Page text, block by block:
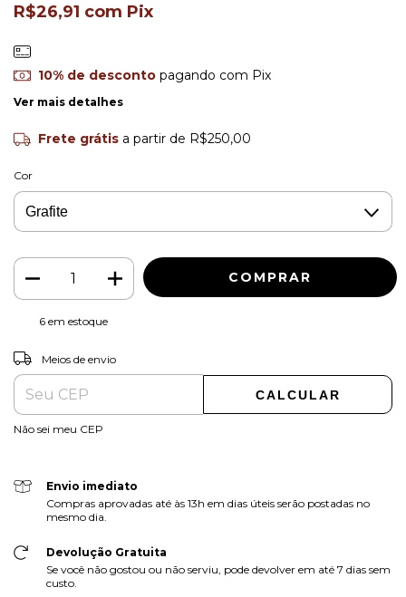
R$26,91 com Pix
10% de descontopagando com Pix
Ver mais detalhes
Frete grátis a partir de R$250,00
Cor
6 em estoque
Entregas para o CEP:
Meios de envio
CALCULAR
Não sei meu CEP
Envio imediato
Compras aprovadas até às 13h em dias úteis serão postadas no
mesmo dia.
Devolução Gratuita
Se você não gostou ou não serviu, pode devolver em até 7 dias sem
custo.